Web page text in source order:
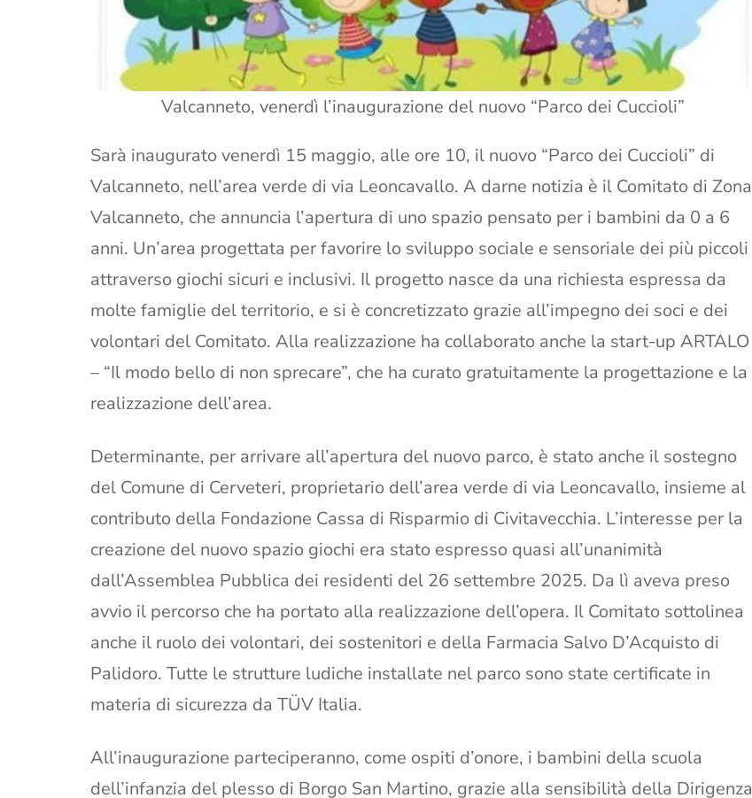
Valcanneto, venerdì l’inaugurazione del nuovo “Parco dei Cuccioli”
Sarà inaugurato venerdì 15 maggio, alle ore 10, il nuovo “Parco dei Cuccioli” di
Valcanneto, nell’area verde di via Leoncavallo. A darne notizia è il Comitato di Zona
Valcanneto, che annuncia l’apertura di uno spazio pensato per i bambini da 0 a 6
anni. Un’area progettata per favorire lo sviluppo sociale e sensoriale dei più piccoli
attraverso giochi sicuri e inclusivi. Il progetto nasce da una richiesta espressa da
molte famiglie del territorio, e si è concretizzato grazie all’impegno dei soci e dei
volontari del Comitato. Alla realizzazione ha collaborato anche la start-up ARTALO
– “Il modo bello di non sprecare”, che ha curato gratuitamente la progettazione e la
realizzazione dell’area.
Determinante, per arrivare all’apertura del nuovo parco, è stato anche il sostegno
del Comune di Cerveteri, proprietario dell’area verde di via Leoncavallo, insieme al
contributo della Fondazione Cassa di Risparmio di Civitavecchia. L’interesse per la
creazione del nuovo spazio giochi era stato espresso quasi all’unanimità
dall’Assemblea Pubblica dei residenti del 26 settembre 2025. Da lì aveva preso
avvio il percorso che ha portato alla realizzazione dell’opera. Il Comitato sottolinea
anche il ruolo dei volontari, dei sostenitori e della Farmacia Salvo D’Acquisto di
Palidoro. Tutte le strutture ludiche installate nel parco sono state certificate in
materia di sicurezza da TÜV Italia.
All’inaugurazione parteciperanno, come ospiti d’onore, i bambini della scuola
dell’infanzia del plesso di Borgo San Martino, grazie alla sensibilità della Dirigenza